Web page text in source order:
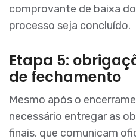
comprovante de baixa
processo seja concluído.
Etapa 5:
de fechamento
Mesmo após o
necessário entregar as
finais, que comunicam